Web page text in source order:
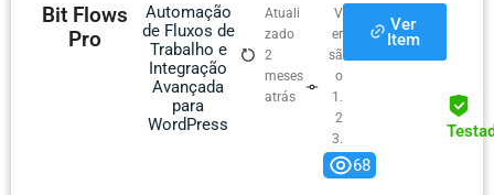
Bit Flows
Pro
Automação
de Fluxos de
Trabalho e
Integração
Avançada
para
WordPress
Atuali
zado
2
meses
atrás
V
er
sã
o
1.
2
3.
0
Ver
Item
68